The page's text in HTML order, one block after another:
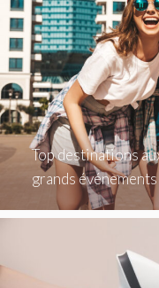
Top destinations
grands événements